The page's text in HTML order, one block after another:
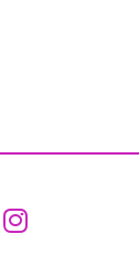
Aceder ao
Aceder